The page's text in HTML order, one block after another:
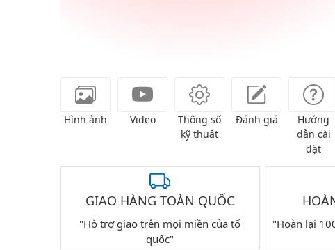
Hình ảnh Video
Thông số
kỹ thuật
Đánh giá
Hướng
dẫn cài
đặt
GIAO HÀNG TOÀN QUỐC
"Hỗ trợ giao trên mọi miền của tổ
quốc"
"Hoàn lại